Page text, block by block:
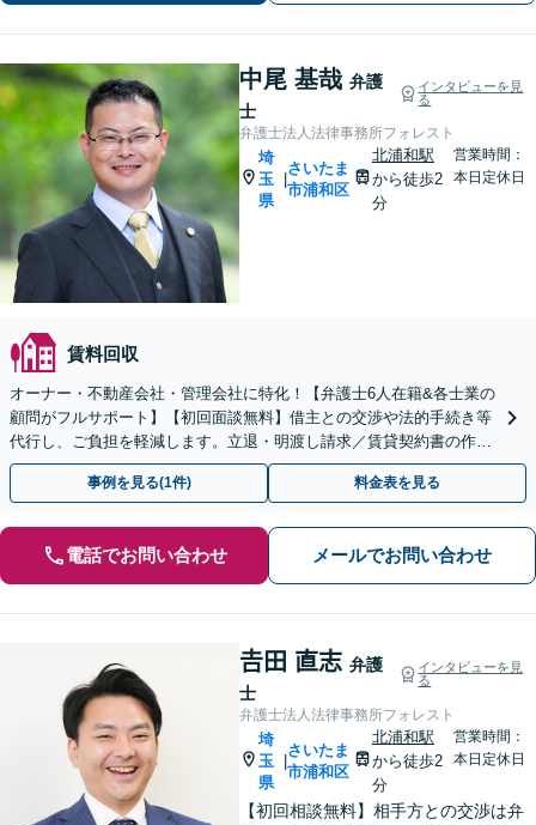
中尾 基哉 弁護
士
インタビューを見
る
弁護士法人法律事務所フォレスト
埼
玉
県
さいたま
市浦和区
北浦和駅
から徒歩2
分
営業時間：
本日定休日
賃料回収
オーナー・不動産会社・管理会社に特化！【弁護士6人在籍&各士業の
顧問がフルサポート】【初回面談無料】借主との交渉や法的手続き等
代行し、ご負担を軽減します。立退・明渡し請求／賃貸契約書の作
成・チェックなどお気軽にご相談ください【北浦和駅2分】
事例を見る(1件) 料金表を見る
電話でお問い合わせ メールでお問い合わせ
𠮷田 直志 弁護
士
インタビューを見
る
弁護士法人法律事務所フォレスト
埼
玉
県
さいたま
市浦和区
北浦和駅
から徒歩2
分
営業時間：
本日定休日
【初回相談無料】相手方との交渉は弁